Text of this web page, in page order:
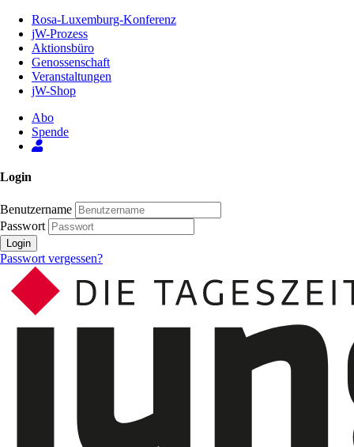
Inhalt
Seite
Rosa-Luxemburg-Konferenz
jW-Prozess
Aktionsbüro
Genossenschaft
Veranstaltungen
jW-Shop
Abo
Spende
Login
Benutzername
Passwort
Login
Passwort vergessen?